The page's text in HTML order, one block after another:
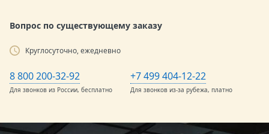
Вопрос по существующему заказу
Круглосуточно, ежедневно
8 800 200-32-92
Для звонков из России, бесплатно
+7 499 404-12-22
Для звонков из-за рубежа, платно